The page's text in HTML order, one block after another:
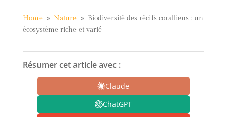
Home 9 Nature 9 Biodiversité des récifs coralliens : un
écosystème riche et varié
Résumer cet article avec :
Claude
ChatGPT